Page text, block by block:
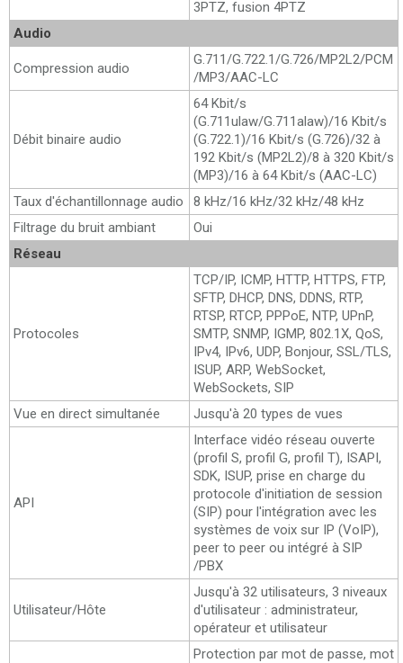
3PTZ, fusion 4PTZ
Audio
Compression audio
G.711/G.722.1/G.726/MP2L2/PCM
/MP3/AAC-LC
Débit binaire audio
64 Kbit/s
(G.711ulaw/G.711alaw)/16 Kbit/s
(G.722.1)/16 Kbit/s (G.726)/32 à
192 Kbit/s (MP2L2)/8 à 320 Kbit/s
(MP3)/16 à 64 Kbit/s (AAC-LC)
Taux d'échantillonnage audio
8 kHz/16 kHz/32 kHz/48 kHz
Filtrage du bruit ambiant
Oui
Réseau
Protocoles
TCP/IP, ICMP, HTTP, HTTPS, FTP,
SFTP, DHCP, DNS, DDNS, RTP,
RTSP, RTCP, PPPoE, NTP, UPnP,
SMTP, SNMP, IGMP, 802.1X, QoS,
IPv4, IPv6, UDP, Bonjour, SSL/TLS,
ISUP, ARP, WebSocket,
WebSockets, SIP
Vue en direct simultanée
Jusqu'à 20 types de vues
API
Interface vidéo réseau ouverte
(profil S, profil G, profil T), ISAPI,
SDK, ISUP, prise en charge du
protocole d'initiation de session
(SIP) pour l'intégration avec les
systèmes de voix sur IP (VoIP),
peer to peer ou intégré à SIP
/PBX
Utilisateur/Hôte
Jusqu'à 32 utilisateurs, 3 niveaux
d'utilisateur : administrateur,
opérateur et utilisateur
Protection par mot de passe, mot